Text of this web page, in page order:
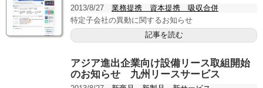
2013/8/27
業務提携 資本提携 吸収合併
特定子会社の異動に関するお知らせ
記事を読む
アジア進出企業向け設備リース取組開始
のお知らせ 九州リースサービス